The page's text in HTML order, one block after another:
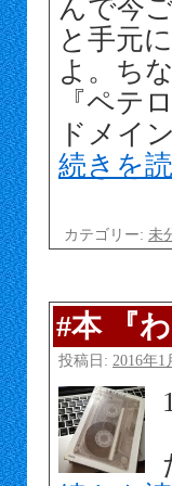
んで今
と手元
よ。ち
『ペテ
ドメイン
続きを
カテゴリー: 未
#本 『
投稿日: 2016年1